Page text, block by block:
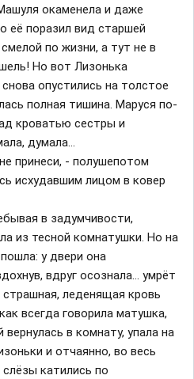
окаменела и даже
её поразил вид старшей
по жизни, а тут не в
Но вот Лизонька
опустились на толстое
полная тишина. Маруся по-
кроватью сестры и
думала…
принеси, - полушепотом
исхудавшим лицом в ковер
в задумчивости,
из тесной комнатушки. Но на
у двери она
вдруг осознала… умрёт
леденящая кровь
всегда говорила матушка,
в комнату, упала на
и отчаянно, во весь
катились по